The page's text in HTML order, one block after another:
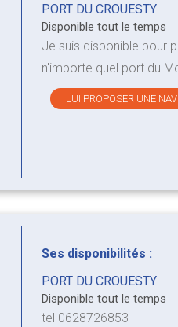
PORT DU CROUESTY
Disponible tout le temps
Je suis disponible pour
n'importe quel port du
LUI PROPOSER UNE
Ses disponibilités :
PORT DU CROUESTY
Disponible tout le temps
tel 0628726853